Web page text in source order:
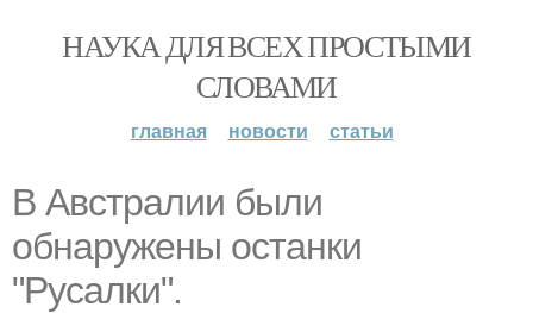
НАУКА ДЛЯ ВСЕХ ПРОСТЫМИ
СЛОВАМИ
главная новости статьи
В Австралии были
обнаружены останки
"Русалки".